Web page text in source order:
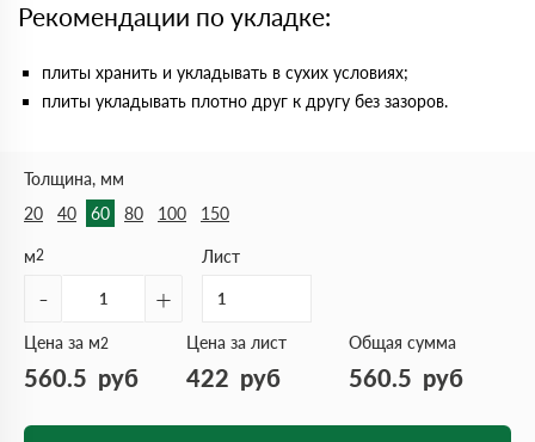
Рекомендации по укладке:
плиты хранить и укладывать в сухих условиях;
плиты укладывать плотно друг к другу без зазоров.
Толщина, мм
20
40 60 80 100 150
м2
- +
Лист
Цена за м2
560.5 руб
Цена за лист
422 руб
Общая сумма
560.5 руб